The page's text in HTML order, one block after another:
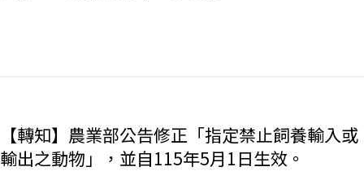
【轉知】農業部公告修正「指定禁止飼養輸入或
輸出之動物」，並自115年5月1日生效。